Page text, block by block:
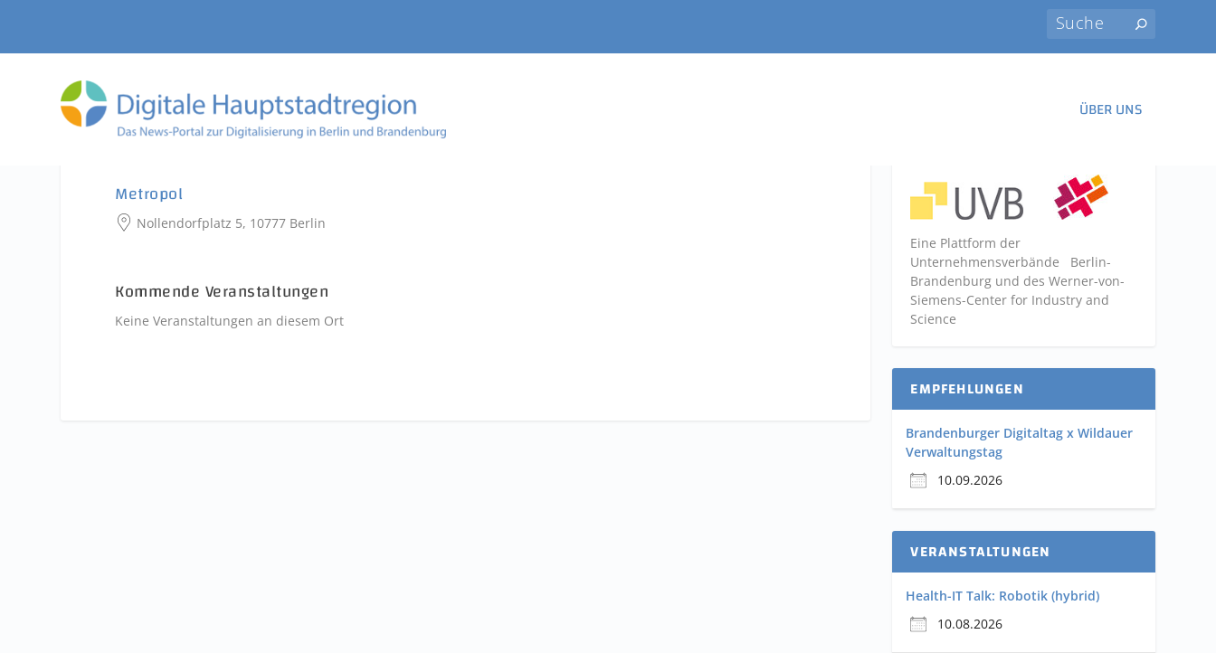
ÜBER UNS
Metropol
Nollendorfplatz 5, 10777 Berlin
Kommende Veranstaltungen
Keine Veranstaltungen an diesem Ort
Eine Plattform der
Unternehmensverbände Berlin-
Brandenburg und des Werner-von-
Siemens-Center for Industry and
Science
EMPFEHLUNGEN
Brandenburger Digitaltag x Wildauer
Verwaltungstag
10.09.2026
VERANSTALTUNGEN
Health-IT Talk: Robotik (hybrid)
10.08.2026